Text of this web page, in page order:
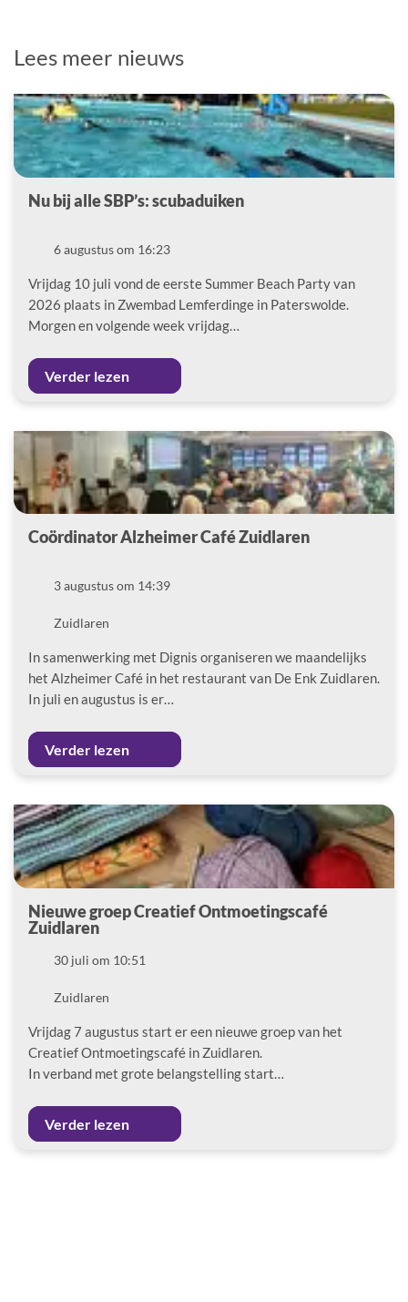
Lees meer nieuws
Nu bij alle SBP’s: scubaduiken
Datum6 augustus om 16:23
Vrijdag 10 juli vond de eerste Summer Beach Party van
2026 plaats in Zwembad Lemferdinge in Paterswolde.
Morgen en volgende week vrijdag…
Verder lezen
Coördinator Alzheimer Café Zuidlaren
Datum3 augustus om 14:39
LocatieZuidlaren
In samenwerking met Dignis organiseren we maandelijks
het Alzheimer Café in het restaurant van De Enk Zuidlaren.
In juli en augustus is er…
Verder lezen
Nieuwe groep Creatief Ontmoetingscafé
Zuidlaren
Datum30 juli om 10:51
LocatieZuidlaren
Vrijdag 7 augustus start er een nieuwe groep van het
Creatief Ontmoetingscafé in Zuidlaren.
In verband met grote belangstelling start…
Verder lezen